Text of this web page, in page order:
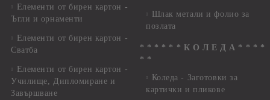
Елементи от бирен картон -
Ъгли и орнаменти
Елементи от бирен картон -
Сватба
Елементи от бирен картон -
Училище, Дипломиране и
Завършване
Шлак метали и фолио за
позлата
* * * * * * К О Л Е Д А * * * *
* *
Коледа - Заготовки за
картички и пликове